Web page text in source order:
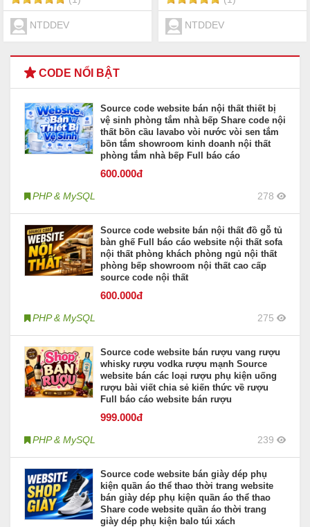
NTDDEV NTDDEV
CODE NỔI BẬT
Source code website bán nội thất thiết bị
vệ sinh phòng tắm nhà bếp Share code nội
thất bồn cầu lavabo vòi nước vòi sen tắm
bồn tắm showroom kinh doanh nội thất
phòng tắm nhà bếp Full báo cáo
600.000đ
PHP & MySQL 278
Source code website bán nội thất đồ gỗ tủ
bàn ghế Full báo cáo website nội thất sofa
nội thất phòng khách phòng ngủ nội thất
phòng bếp showroom nội thất cao cấp
source code nội thất
600.000đ
PHP & MySQL 275
Source code website bán rượu vang rượu
whisky rượu vodka rượu mạnh Source
website bán các loại rượu phụ kiện uống
rượu bài viết chia sẻ kiến thức về rượu
Full báo cáo website bán rượu
999.000đ
PHP & MySQL 239
Source code website bán giày dép phụ
kiện quần áo thể thao thời trang website
bán giày dép phụ kiện quần áo thể thao
Share code website quần áo thời trang
giày dép phụ kiện balo túi xách